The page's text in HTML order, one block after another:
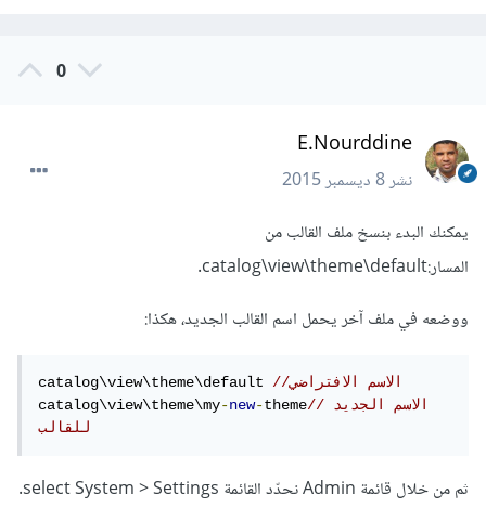
0
E.Nourddine
نشر8 ديسمبر 2015
يمكنك البدء بنسخ ملف القالب من
المسار:catalog\view\theme\default.
ووضعه في ملف آخر يحمل اسم القالب الجديد، هكذا:
catalog\view\theme\default
//الاسم الافتراضي
catalog\view\theme\my-new-theme//الاسم الجديد
للقالب
ثم من خلال قائمة Admin نحدّد القائمة select System > Settings.